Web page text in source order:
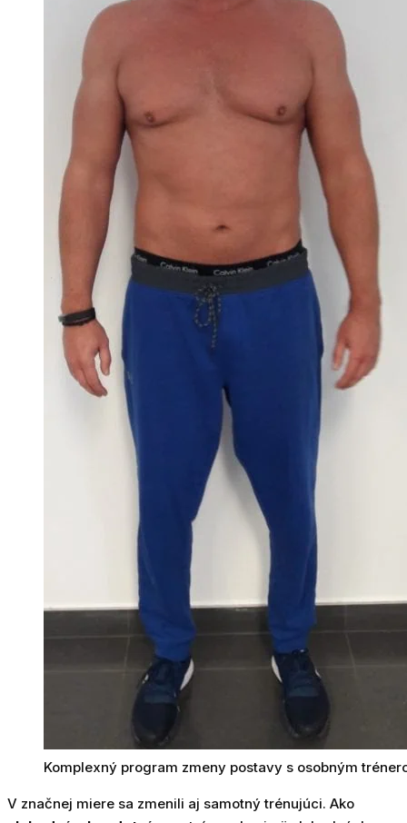
Komplexný program zmeny postavy s osobným
V značnej miere sa zmenili aj samotný trénujúci. Ako